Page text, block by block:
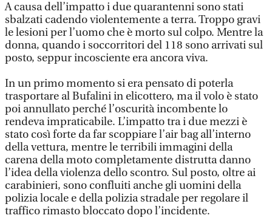
A causa dell’impatto i due quarantenni sono stati
sbalzati cadendo violentemente a terra. Troppo gravi
le lesioni per l’uomo che è morto sul colpo. Mentre la
donna, quando i soccorritori del 118 sono arrivati sul
posto, seppur incosciente era ancora viva.
In un primo momento si era pensato di poterla
trasportare al Bufalini in elicottero, ma il volo è stato
poi annullato perché l’oscurità incombente lo
rendeva impraticabile. L’impatto tra i due mezzi è
stato così forte da far scoppiare l’air bag all’interno
della vettura, mentre le terribili immagini della
carena della moto completamente distrutta danno
l’idea della violenza dello scontro. Sul posto, oltre ai
carabinieri, sono confluiti anche gli uomini della
polizia locale e della polizia stradale per regolare il
traffico rimasto bloccato dopo l’incidente.